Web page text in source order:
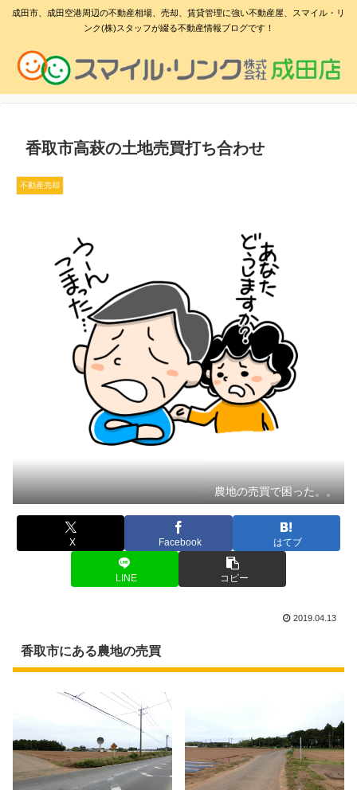
成田市、成田空港周辺の不動産相場、売却、賃貸管理に強い不動産屋、スマイル・リ
ンク(株)スタッフが綴る不動産情報ブログです！
香取市高萩の土地売買打ち合わせ
不動産売却
農地の売買で困った。。
X Facebook はてブ
LINE コピー
2019.04.13
香取市にある農地の売買